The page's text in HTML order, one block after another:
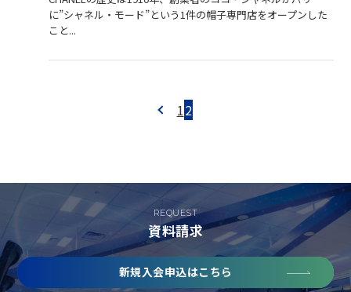
に”シャネル・モード”という1件の帽子専門店をオープンした
こと...
12
REQUEST
資料請求
新規入会申込はこちら